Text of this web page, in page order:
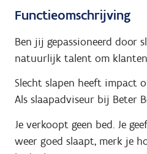
Functieomschrijving
Ben jij gepassioneerd door
natuurlijk talent om klanten
Slecht slapen heeft impact
Als slaapadviseur bij Beter
Je verkoopt geen bed. Je
weer goed slaapt, merk je